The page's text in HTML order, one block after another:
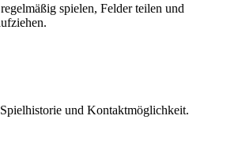
spielen, Felder teilen und
und Kontaktmöglichkeit.